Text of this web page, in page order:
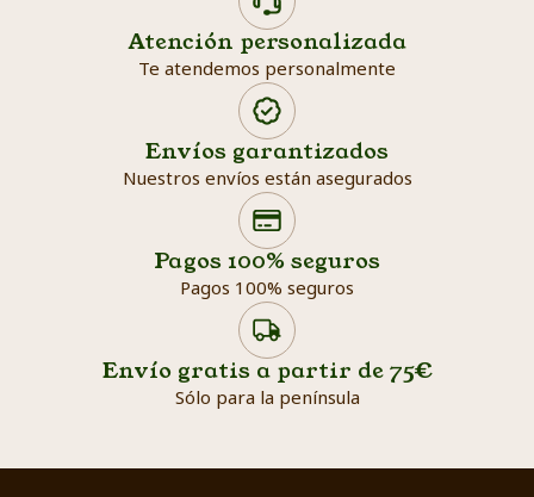
Atención personalizada
Te atendemos personalmente
Envíos garantizados
Nuestros envíos están asegurados
Pagos 100% seguros
Pagos 100% seguros
Envío gratis a partir de 75€
Sólo para la península
Search products